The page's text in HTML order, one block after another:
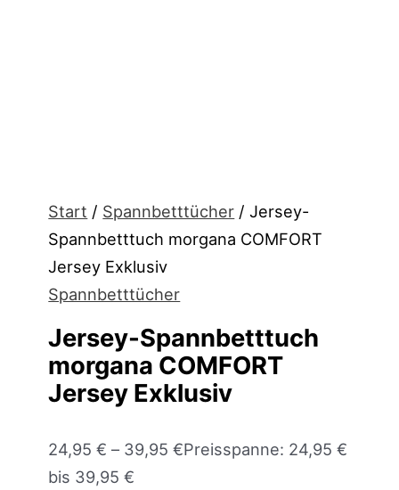
Start / Spannbetttücher / Jersey-
Spannbetttuch morgana COMFORT
Jersey Exklusiv
Spannbetttücher
Jersey-Spannbetttuch
morgana COMFORT
Jersey Exklusiv
24,95€ – 39,95€Preisspanne: 24,95 €
bis 39,95 €